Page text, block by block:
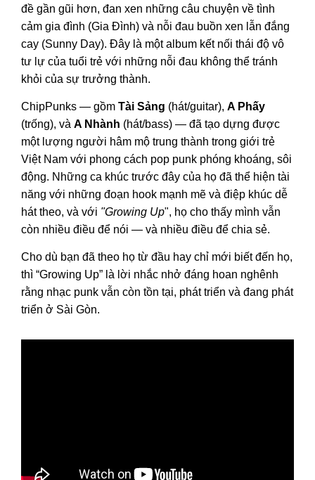
đề gần gũi hơn, đan xen những câu chuyện về tình
cảm gia đình (Gia Đình) và nỗi đau buồn xen lẫn đắng
cay (Sunny Day). Đây là một album kết nối thái độ vô
tư lự của tuổi trẻ với những nỗi đau không thể tránh
khỏi của sự trưởng thành.
ChipPunks — gồm Tài Sảng (hát/guitar), A Phấy
(trống), và A Nhành (hát/bass) — đã tạo dựng được
một lượng người hâm mộ trung thành trong giới trẻ
Việt Nam với phong cách pop punk phóng khoáng, sôi
động. Những ca khúc trước đây của họ đã thể hiện tài
năng với những đoạn hook mạnh mẽ và điệp khúc dễ
hát theo, và với "Growing Up", họ cho thấy mình vẫn
còn nhiều điều để nói — và nhiều điều để chia sẻ.
Cho dù bạn đã theo họ từ đầu hay chỉ mới biết đến họ,
thì “Growing Up” là lời nhắc nhở đáng hoan nghênh
rằng nhạc punk vẫn còn tồn tại, phát triển và đang phát
triển ở Sài Gòn.